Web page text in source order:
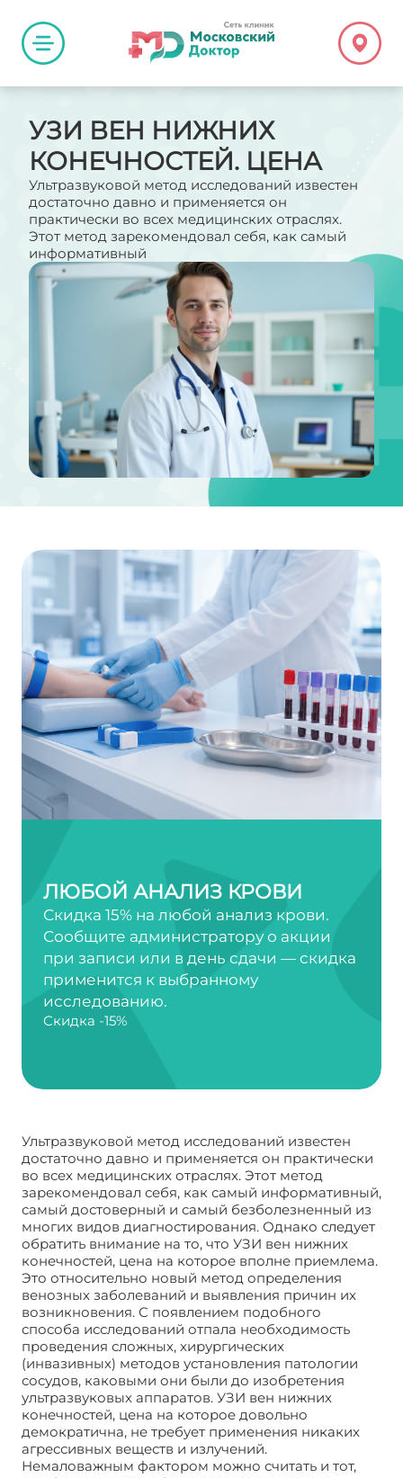
УЗИ ВЕН НИЖНИХ
КОНЕЧНОСТЕЙ. ЦЕНА
Ультразвуковой метод исследований известен
достаточно давно и применяется он
практически во всех медицинских отраслях.
Этот метод зарекомендовал себя, как самый
информативный
ЛЮБОЙ АНАЛИЗ КРОВИ
Скидка 15% на любой анализ крови.
Сообщите администратору о акции
при записи или в день сдачи — скидка
применится к выбранному
исследованию.
Скидка -15%
Ультразвуковой метод исследований известен
достаточно давно и применяется он практически
во всех медицинских отраслях. Этот метод
зарекомендовал себя, как самый информативный,
самый достоверный и самый безболезненный из
многих видов диагностирования. Однако следует
обратить внимание на то, что УЗИ вен нижних
конечностей, цена на которое вполне приемлема.
Это относительно новый метод определения
венозных заболеваний и выявления причин их
возникновения. С появлением подобного
способа исследований отпала необходимость
проведения сложных, хирургических
(инвазивных) методов установления патологии
сосудов, каковыми они были до изобретения
ультразвуковых аппаратов. УЗИ вен нижних
конечностей, цена на которое довольно
демократична, не требует применения никаких
агрессивных веществ и излучений.
Немаловажным фактором можно считать и тот,